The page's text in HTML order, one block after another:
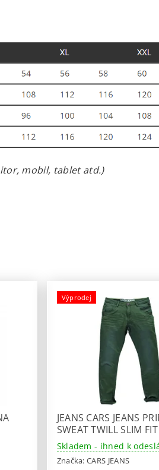
mobil, tablet atd.)
Výprodej
JEANS CARS JEANS
SWEAT TWILL SLIM
Skladem - ihned k
Značka:CARS JEANS